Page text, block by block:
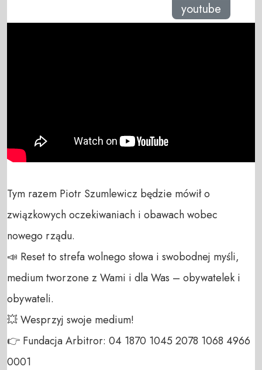
youtube
Tym razem Piotr Szumlewicz będzie mówił o
związkowych oczekiwaniach i obawach wobec
nowego rządu.
📣 Reset to strefa wolnego słowa i swobodnej myśli,
medium tworzone z Wami i dla Was – obywatelek i
obywateli.
💥 Wesprzyj swoje medium!
👉 Fundacja Arbitror: 04 1870 1045 2078 1068 4966
0001